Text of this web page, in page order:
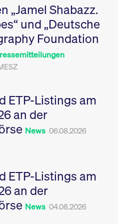
„Jamel Shabazz.
und „Deutsche
Foundation
ETP-Listings am
an der
News 06.08.2026
ETP-Listings am
an der
News 04.08.2026
Leistung der Website
zu messen. Es handelt
sich um ein Muster-
Cookie, bei dem auf
das Präfix _pk_ses
eine kurze Reihe von
YouTube
.youtube.com
6
Monate
Dieses Cookie dient
Speicherung der
Einwilligungs- und
des Nutzers für ihre
Interaktion mit der
Sitzungen geehrt